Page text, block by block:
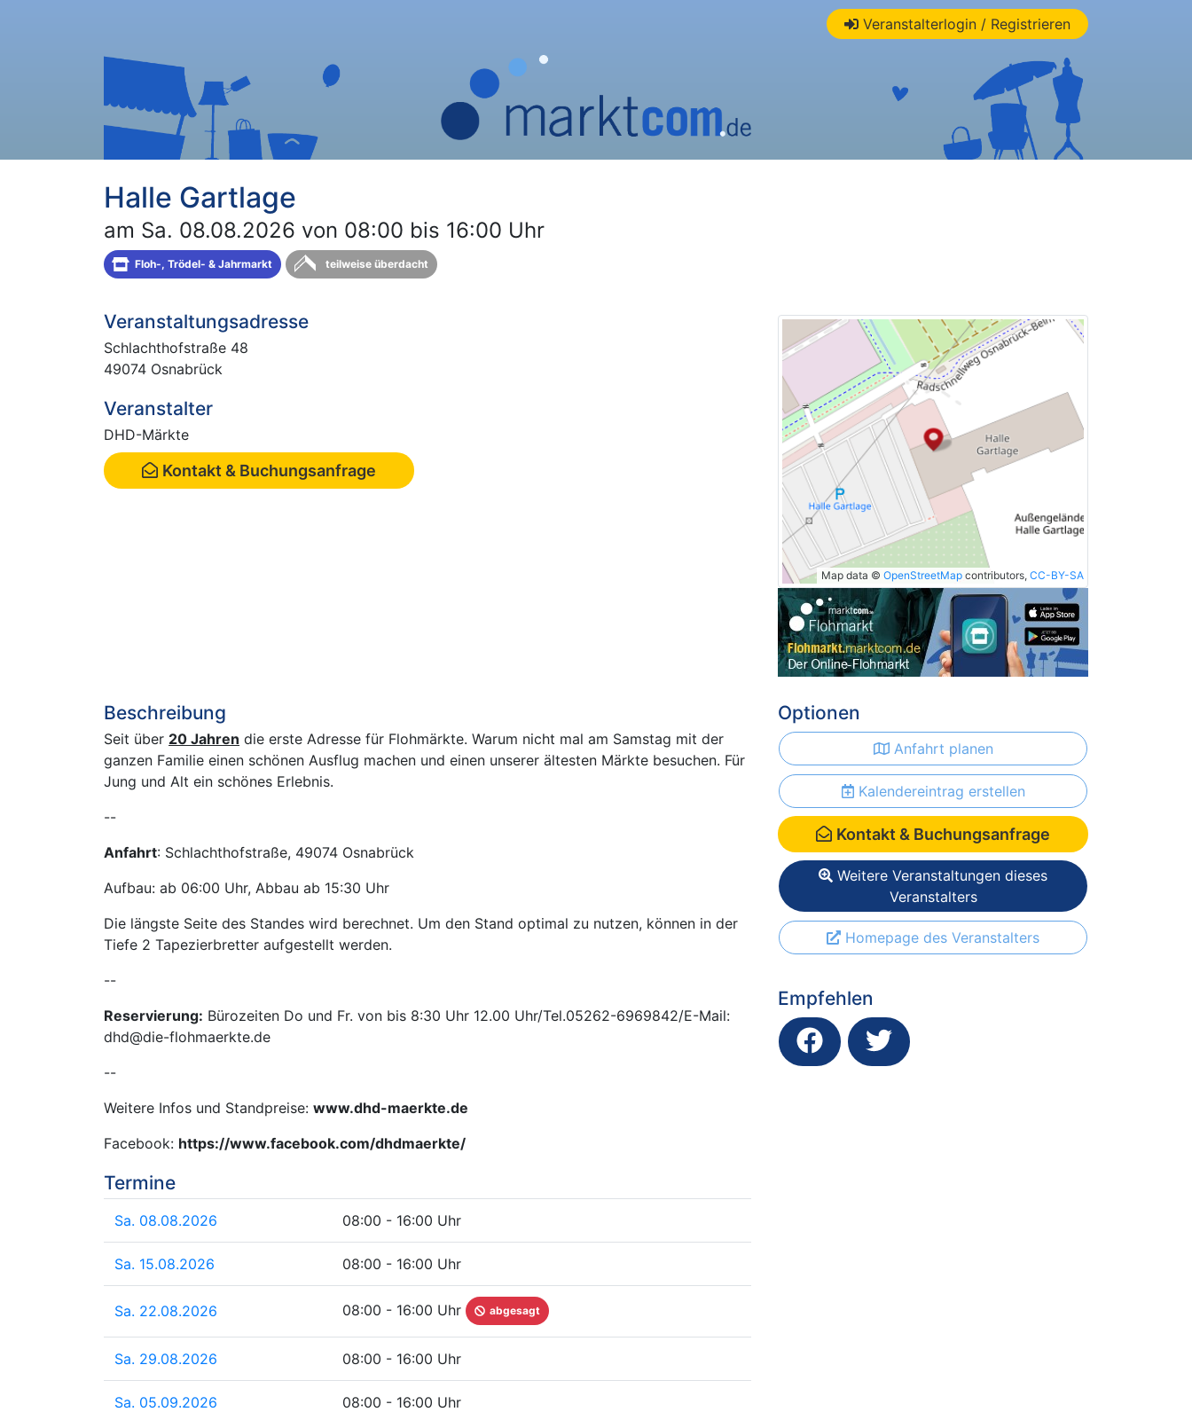
Veranstalterlogin / Registrieren
Halle Gartlage
am Sa. 08.08.2026 von 08:00 bis 16:00 Uhr
Floh-, Trödel- & Jahrmarkt teilweise überdacht
Veranstaltungsadresse
Schlachthofstraße 48
49074 Osnabrück
Veranstalter
DHD-Märkte
Kontakt & Buchungsanfrage
Map data © OpenStreetMap contributors, CC-BY-SA
Beschreibung
Seit über 20 Jahren die erste Adresse für Flohmärkte. Warum nicht mal am Samstag mit der
ganzen Familie einen schönen Ausflug machen und einen unserer ältesten Märkte besuchen. Für
Jung und Alt ein schönes Erlebnis.
--
Anfahrt: Schlachthofstraße, 49074 Osnabrück
Aufbau: ab 06:00 Uhr, Abbau ab 15:30 Uhr
Die längste Seite des Standes wird berechnet. Um den Stand optimal zu nutzen, können in der
Tiefe 2 Tapezierbretter aufgestellt werden.
--
Reservierung: Bürozeiten Do und Fr. von bis 8:30 Uhr 12.00 Uhr/Tel.05262-6969842/E-Mail:
dhd@die-flohmaerkte.de
--
Weitere Infos und Standpreise: www.dhd-maerkte.de
Facebook: https://www.facebook.com/dhdmaerkte/
Termine
Sa. 08.08.2026 08:00 - 16:00 Uhr
Sa. 15.08.2026 08:00 - 16:00 Uhr
Sa. 22.08.2026 08:00 - 16:00 Uhr abgesagt
Sa. 29.08.2026 08:00 - 16:00 Uhr
Sa. 05.09.2026 08:00 - 16:00 Uhr
Optionen
Anfahrt planen
Kalendereintrag erstellen
Kontakt & Buchungsanfrage
Weitere Veranstaltungen dieses
Veranstalters
Homepage des Veranstalters
Empfehlen